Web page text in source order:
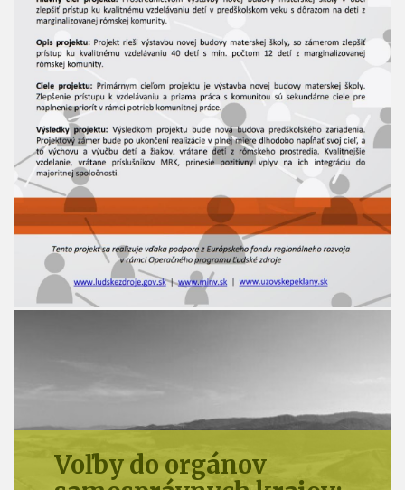
Voľby do orgánov